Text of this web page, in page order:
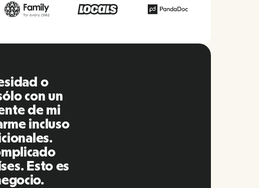
increíble, todo es
en comparación con
estado utilizando en el
fueron puntuales y
de manera más que
la vida súper fácil!
gran plataforma, la
a mi red.